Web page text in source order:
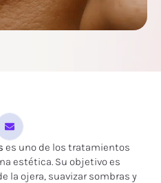
es uno de los tratamientos
estética. Su objetivo es
la ojera, suavizar sombras y